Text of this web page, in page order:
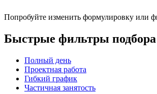
Попробуйте изменить формулировку или
Быстрые фильтры
Полный день
Проектная работа
Гибкий график
Частичная занятость